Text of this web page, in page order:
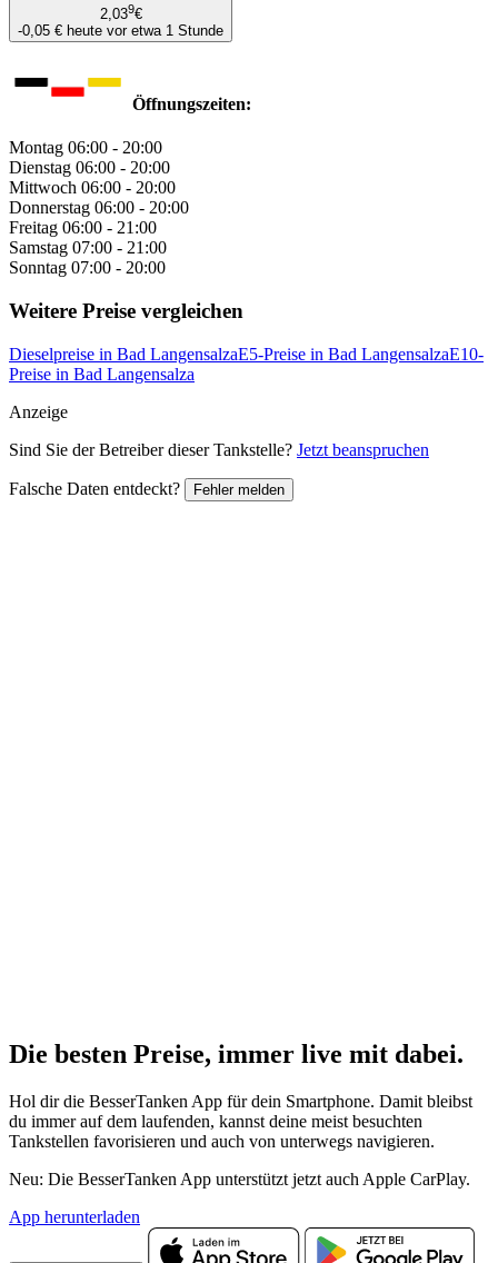
2,039€
-0,05 € heute vor etwa 1 Stunde
Öffnungszeiten:
Montag 06:00 - 20:00
Dienstag 06:00 - 20:00
Mittwoch 06:00 - 20:00
Donnerstag 06:00 - 20:00
Freitag 06:00 - 21:00
Samstag 07:00 - 21:00
Sonntag 07:00 - 20:00
Weitere Preise vergleichen
Dieselpreise in Bad LangensalzaE5-Preise in Bad LangensalzaE10-
Preise in Bad Langensalza
Anzeige
Sind Sie der Betreiber dieser Tankstelle? Jetzt beanspruchen
Falsche Daten entdeckt? Fehler melden
Die besten Preise, immer live mit dabei.
Hol dir die BesserTanken App für dein Smartphone. Damit bleibst
du immer auf dem laufenden, kannst deine meist besuchten
Tankstellen favorisieren und auch von unterwegs navigieren.
Neu: Die BesserTanken App unterstützt jetzt auch Apple CarPlay.
App herunterladen